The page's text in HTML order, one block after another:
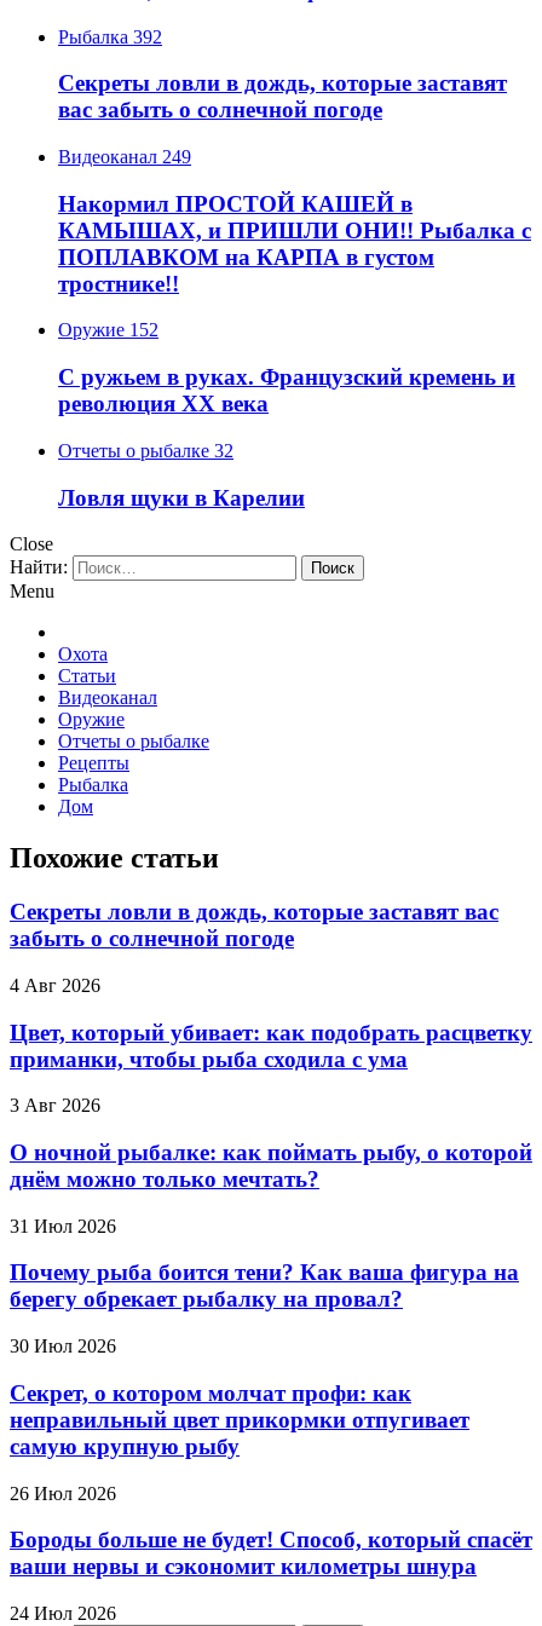
Рыбалка 392
Секреты ловли в дождь, которые заставят
вас забыть о солнечной погоде
Видеоканал 249
Накормил ПРОСТОЙ КАШЕЙ в
КАМЫШАХ, и ПРИШЛИ ОНИ!! Рыбалка с
ПОПЛАВКОМ на КАРПА в густом
тростнике!!
Оружие 152
С ружьем в руках. Французский кремень и
революция XX века
Отчеты о рыбалке 32
Ловля щуки в Карелии
Close
Найти:
Menu
Охота
Статьи
Видеоканал
Оружие
Отчеты о рыбалке
Рецепты
Рыбалка
Дом
Похожие статьи
Секреты ловли в дождь, которые заставят вас
забыть о солнечной погоде
4 Авг 2026
Цвет, который убивает: как подобрать расцветку
приманки, чтобы рыба сходила с ума
3 Авг 2026
О ночной рыбалке: как поймать рыбу, о которой
днём можно только мечтать?
31 Июл 2026
Почему рыба боится тени? Как ваша фигура на
берегу обрекает рыбалку на провал?
30 Июл 2026
Секрет, о котором молчат профи: как
неправильный цвет прикормки отпугивает
самую крупную рыбу
26 Июл 2026
Бороды больше не будет! Способ, который спасёт
ваши нервы и сэкономит километры шнура
24 Июл 2026